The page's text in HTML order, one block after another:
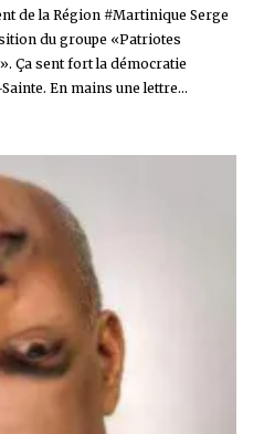
de la Région #Martinique Serge
du groupe «Patriotes
Ça sent fort la démocratie
En mains une lettre...